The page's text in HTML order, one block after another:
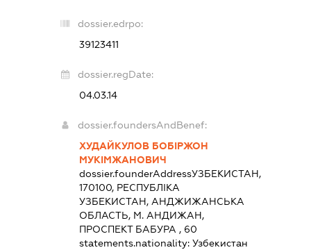
dossier.edrpo:
39123411
dossier.regDate:
04.03.14
dossier.foundersAndBenef:
ХУДАЙКУЛОВ БОБІРЖОН
МУКІМЖАНОВИЧ
dossier.founderAddressУЗБЕКИСТАН,
170100, РЕСПУБЛІКА
УЗБЕКИСТАН, АНДЖИЖАНСЬКА
ОБЛАСТЬ, М. АНДИЖАН,
ПРОСПЕКТ БАБУРА , 60
statements.nationality:Узбекистан